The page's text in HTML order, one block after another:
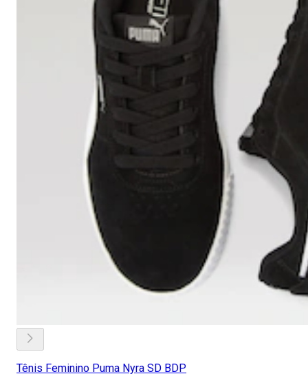
Tênis Feminino Puma Nyra SD BDP